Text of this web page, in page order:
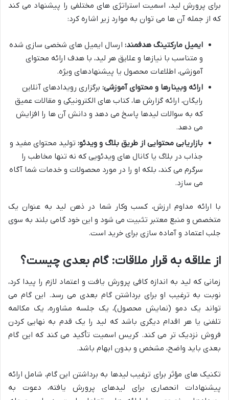
برای پرورش لید، اسمیت استراتژی های مختلفی را پیشنهاد می کند
که از جمله آن ها می توان به موارد زیر اشاره کرد:
ایمیل مارکتینگ هدفمند: ارسال ایمیل های شخصی سازی شده
و متناسب با نیازها و علایق هر لید، با هدف ارائه محتوای
آموزشی، اطلاعات محصول یا پیشنهادهای ویژه.
ارائه وبینارها و محتوای آموزشی: برگزاری رویدادهای آنلاین
رایگان، ارائه گزارش ها، کتاب های الکترونیکی و مقالات عمیق
که به سوالات لیدها پاسخ می دهد و دانش آن ها را افزایش
می دهد.
بازاریابی محتوایی از طریق بلاگ و ویدئو: تولید محتوای مفید و
جذاب در بلاگ یا کانال های ویدئویی که نه تنها مخاطب را
سرگرم می کند، بلکه او را در مورد محصولات و خدمات شما آگاه
می سازد.
با ارائه مداوم ارزش، کسب وکار شما در ذهن لید به عنوان یک
متخصص و منبع معتبر تثبیت می شود و این خود گامی بلند به سوی
جلب اعتماد و آماده سازی برای خرید است.
از علاقه به قرار ملاقات: گام بعدی چیست؟
زمانی که لید به اندازه کافی پرورش یافت و اعتماد لازم را پیدا کرد،
نوبت به ترغیب او برای برداشتن گام بعدی می رسد. این گام می
تواند یک دمو (نمایش محصول)، یک جلسه مشاوره، یک مکالمه
تلفنی یا هر اقدام دیگری باشد که لید را یک قدم به نهایی کردن
فروش نزدیک تر می کند. کریس اسمیت تأکید می کند که این گام
بعدی باید واضح، مشخص و بدون ابهام باشد.
تکنیک های مؤثر برای ترغیب لیدها به برداشتن این گام، شامل ارائه
پیشنهادات انحصاری برای لیدهای پرورش یافته، دعوت به